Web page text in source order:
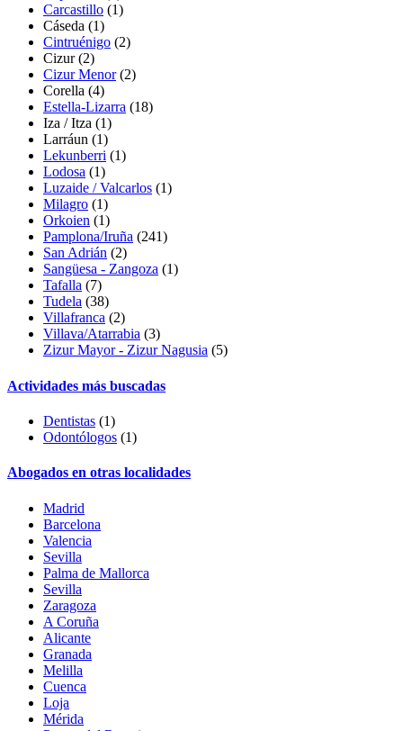
Carcastillo (1)
Cáseda (1)
Cintruénigo (2)
Cizur(2)
Cizur Menor(2)
Corella (4)
Estella-Lizarra (18)
Iza / Itza (1)
Larráun (1)
Lekunberri (1)
Lodosa (1)
Luzaide / Valcarlos (1)
Milagro (1)
Orkoien (1)
Pamplona/Iruña (241)
San Adrián (2)
Sangüesa - Zangoza (1)
Tafalla (7)
Tudela (38)
Villafranca (2)
Villava/Atarrabia (3)
Zizur Mayor - Zizur Nagusia (5)
Actividades más buscadas
Dentistas (1)
Odontólogos (1)
Abogados en otras localidades
Madrid
Barcelona
Valencia
Sevilla
Palma de Mallorca
Sevilla
Zaragoza
A Coruña
Alicante
Granada
Melilla
Cuenca
Loja
Mérida